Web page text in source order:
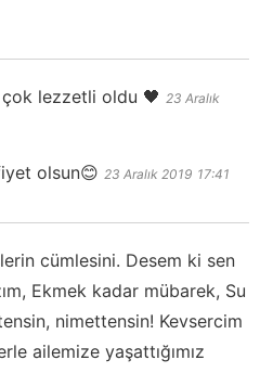
lezzetli oldu 🖤 23 Aralık
olsun😊 23 Aralık 2019 17:41
cümlesini. Desem ki sen
Ekmek kadar mübarek, Su
nimettensin! Kevsercim
ailemize yaşattığımız